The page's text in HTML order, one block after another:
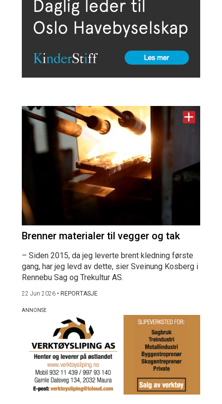
Brenner materialer til vegger og tak
– Siden 2015, da jeg leverte brent kledning første
gang, har jeg levd av dette, sier Sveinung Kosberg i
Rennebu Sag og Trekultur AS.
22 Jun 2026 • REPORTASJE